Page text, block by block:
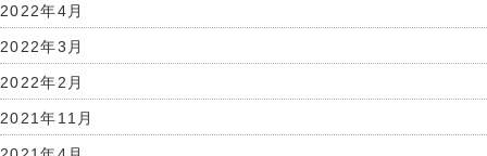
2022年4月
2022年3月
2022年2月
2021年11月